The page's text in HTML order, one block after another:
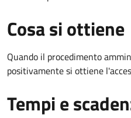
Cosa si ottiene
Quando il procedimento
positivamente si ottiene
Tempi e